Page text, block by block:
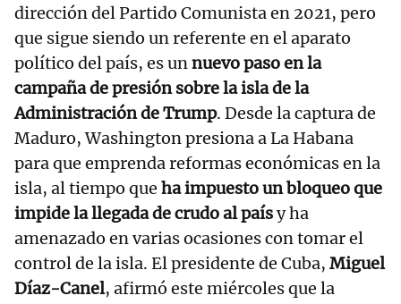
dirección del Partido Comunista en 2021, pero
que sigue siendo un referente en el aparato
político del país, es unnuevo paso en la
campaña de presión sobre la isla de la
Administración de Trump. Desde la captura de
Maduro, Washington presiona a La Habana
para que emprenda reformas económicas en la
isla, al tiempo que ha impuesto un bloqueo que
impide la llegada de crudo al paísy ha
amenazado en varias ocasiones con tomar el
control de la isla. El presidente de Cuba, Miguel
Díaz-Canel, afirmó este miércoles que la